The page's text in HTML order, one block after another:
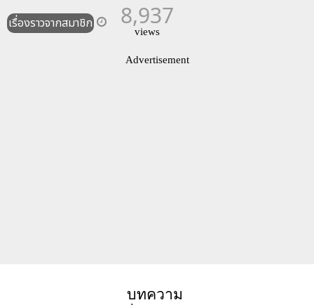
เรื่องราวจากสมาชิก 8,937
views
Advertisement
บทความ